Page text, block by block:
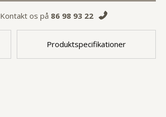
Kontakt os på 86 98 93 22
Produktspecifikationer